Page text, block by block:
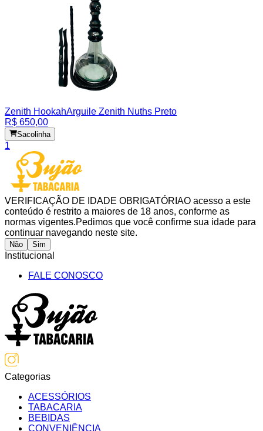
Zenith HookahArguile Zenith Nuths Preto
R$ 650,00
Sacolinha
1
VERIFICAÇÃO DE IDADE OBRIGATÓRIAO acesso a este
conteúdo é restrito a maiores de 18 anos, conforme as
normas vigentes.Pedimos que você confirme sua idade para
continuar navegando neste site.
Não Sim
Institucional
FALE CONOSCO
Categorias
ACESSÓRIOS
TABACARIA
BEBIDAS
CONVENIÊNCIA